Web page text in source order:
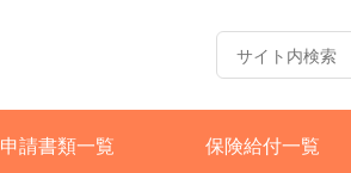
申請書類一覧 保険給付一覧